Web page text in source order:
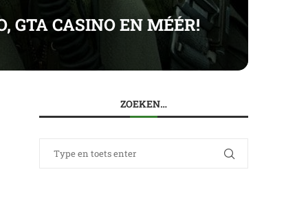
GTA CASINO EN MÉÉR!
ZOEKEN…